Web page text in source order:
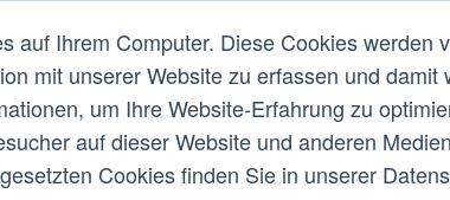
auf Ihrem Computer. Diese Cookies werden
mit unserer Website zu erfassen und damit
um Ihre Website-Erfahrung zu
auf dieser Website und anderen
Cookies finden Sie in unserer
Was ist MHFA?Über uns
Ersthelfer*in